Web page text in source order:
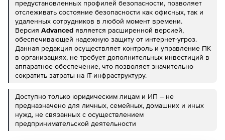
предустановленных профилей безопасности, позволяет
отслеживать состояние безопасности как офисных, так и
удаленных сотрудников в любой момент времени.
Версия Advanced является расширенной версией,
обеспечивающей надежную защиту от интернет-угроз.
Данная редакция осуществляет контроль и управление ПК
в организациях, не требует дополнительных инвестиций в
аппаратное обеспечение, что позволяет значительно
сократить затраты на IT-инфраструктуру.
Доступно только юридическим лицам и ИП – не
предназначено для личных, семейных, домашних и иных
нужд, не связанных с осуществлением
предпринимательской деятельности